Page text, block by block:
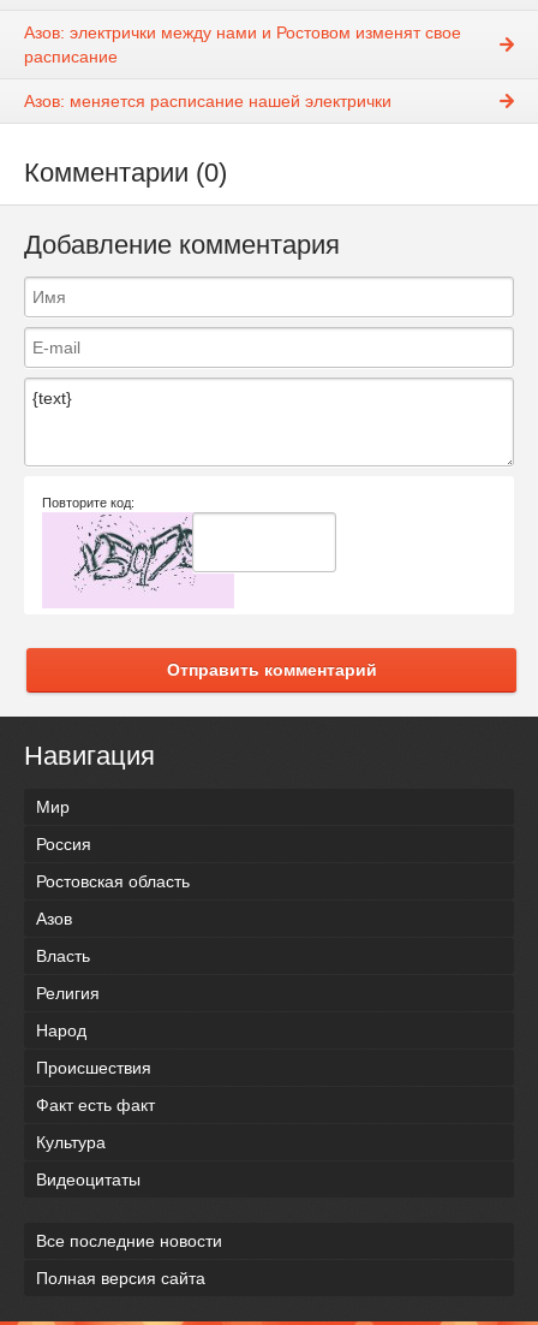
Азов: электрички между нами и Ростовом изменят свое
расписание
Азов: меняется расписание нашей электрички
Комментарии (0)
Добавление комментария
Повторите код:
Отправить комментарий
Навигация
Мир
Россия
Ростовская область
Азов
Власть
Религия
Народ
Происшествия
Факт есть факт
Культура
Видеоцитаты
Все последние новости
Полная версия сайта